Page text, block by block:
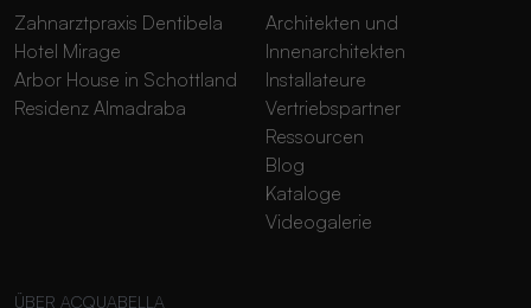
Zahnarztpraxis Dentibela
Hotel Mirage
Arbor House in Schottland
Residenz Almadraba
Architekten und
Innenarchitekten
Installateure
Vertriebspartner
Ressourcen
Blog
Kataloge
Videogalerie
ÜBER ACQUABELLA